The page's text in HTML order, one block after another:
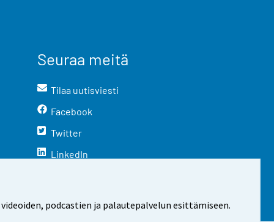
podcastien ja palautepalvelun esittämiseen.
Seuraa meitä
Tilaa uutisviesti
Facebook
Twitter
LinkedIn